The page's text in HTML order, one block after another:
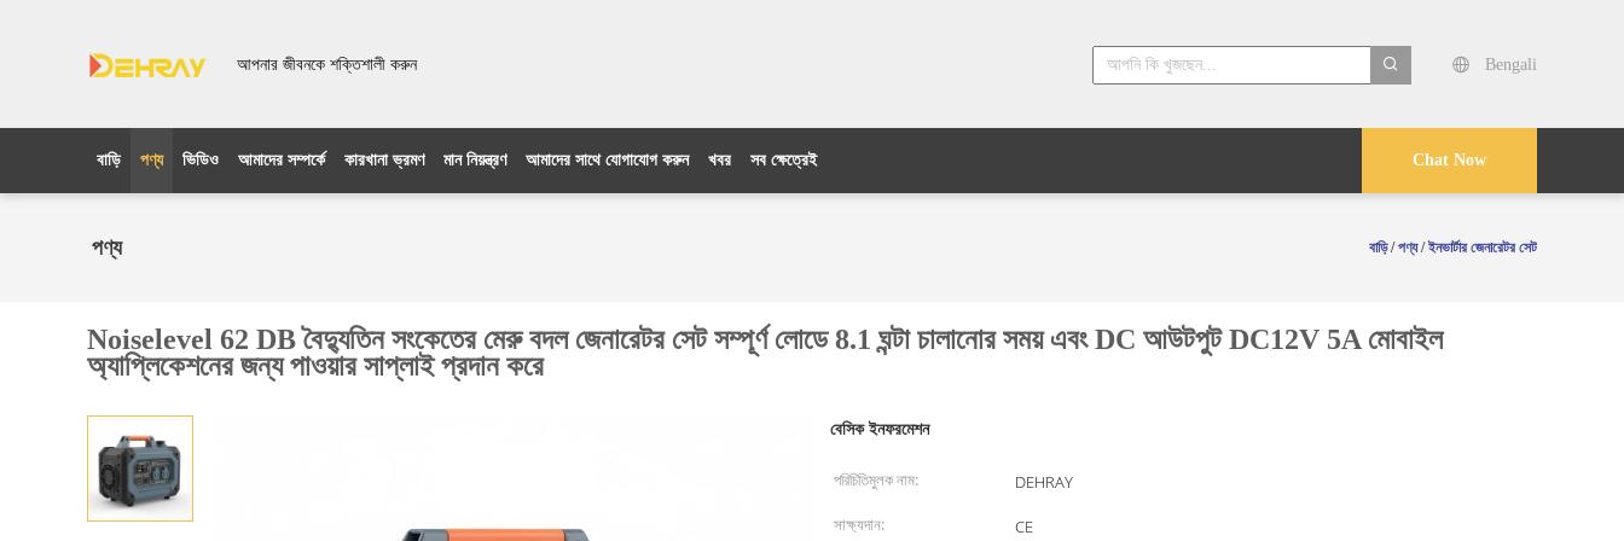
আপনার জীবনকে শক্তিশালী করুন
Bengali
Chat Now
বাড়ি পণ্য ভিডিও আমাদের সম্পর্কে কারখানা ভ্রমণ মান নিয়ন্ত্রণ আমাদের সাথে যোগাযোগ করুন খবর সব ক্ষেত্রেই
পণ্য বাড়ি /পণ্য/ইনভার্টার জেনারেটর সেট
Noiselevel 62 DB বৈদ্যুতিন সংকেতের মেরু বদল জেনারেটর সেট সম্পূর্ণ লোডে 8.1 ঘন্টা চালানোর সময় এবং DC আউটপুট DC12V 5A মোবাইল
অ্যাপ্লিকেশনের জন্য পাওয়ার সাপ্লাই প্রদান করে
বেসিক ইনফরমেশন
পরিচিতিমুলক নাম:
DEHRAY
সাক্ষ্যদান:
CE